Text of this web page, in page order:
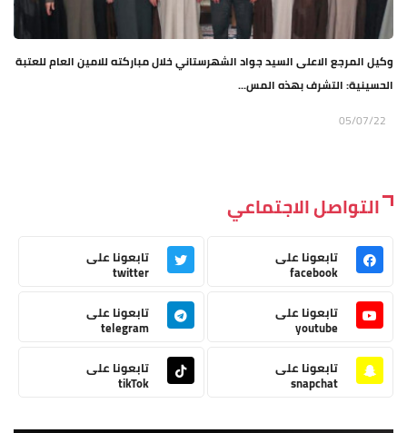
وكيل المرجع الاعلى السيد جواد الشهرستاني خلال مباركته للامين العام للعتبة
الحسينية: التشرف بهذه المس...
05/07/22
التواصل الاجتماعي
تابعونا على
facebook
تابعونا على
twitter
تابعونا على
youtube
تابعونا على
telegram
تابعونا على
snapchat
تابعونا على
tikTok